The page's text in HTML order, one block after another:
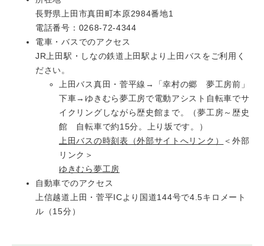
長野県上田市真田町本原2984番地1
電話番号：0268-72-4344
電車・バスでのアクセス
JR上田駅・しなの鉄道上田駅より上田バスをご利用く
ださい。
上田バス真田・菅平線→「幸村の郷 夢工房前」
下車→ゆきむら夢工房で電動アシスト自転車でサ
イクリングしながら歴史館まで。（夢工房～歴史
館 自転車で約15分。上り坂です。）
上田バスの時刻表（外部サイトへリンク）
＜外部
リンク＞
ゆきむら夢工房
自動車でのアクセス
上信越道上田・菅平ICより国道144号で4.5キロメート
ル（15分）